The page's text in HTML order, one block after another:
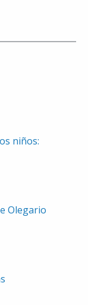
niños:
Olegario